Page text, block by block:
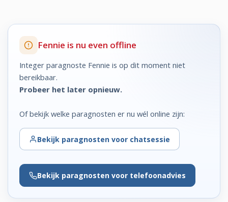
Fennie is nu even offline
Integer paragnoste Fennie is op dit moment niet
bereikbaar.
Probeer het later opnieuw.
Of bekijk welke paragnosten er nu wél online zijn:
Bekijk paragnosten voor chatsessie
Bekijk paragnosten voor telefoonadvies